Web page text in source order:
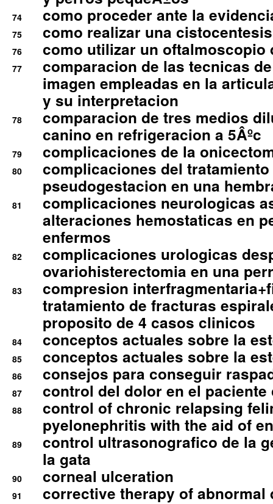
74 como proceder ante la
75 como realizar una
76 como utilizar un oftalmoscopio
77
comparacion de las tecnicas
imagen empleadas en la
y su interpretacion
78
comparacion de tres medios
canino en refrigeracion a 5Âºc
79 complicaciones de la
80
complicaciones del
pseudogestacion en una
81
complicaciones neurologicas
alteraciones hemostaticas en
enfermos
82
complicaciones urologicas
ovariohisterectomia en una
83
compresion
tratamiento de fracturas
proposito de 4 casos clinicos
84 conceptos actuales sobre la
85 conceptos actuales sobre la
86 consejos para conseguir
87 control del dolor en el
88
control of chronic relapsing
pyelonephritis with the aid of
89
control ultrasonografico de la
la gata
90 corneal ulceration
91
corrective therapy of abnormal